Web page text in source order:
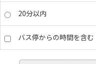
20分以内
バス停からの時間を含む